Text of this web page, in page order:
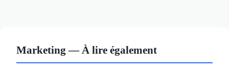
Marketing — À lire également